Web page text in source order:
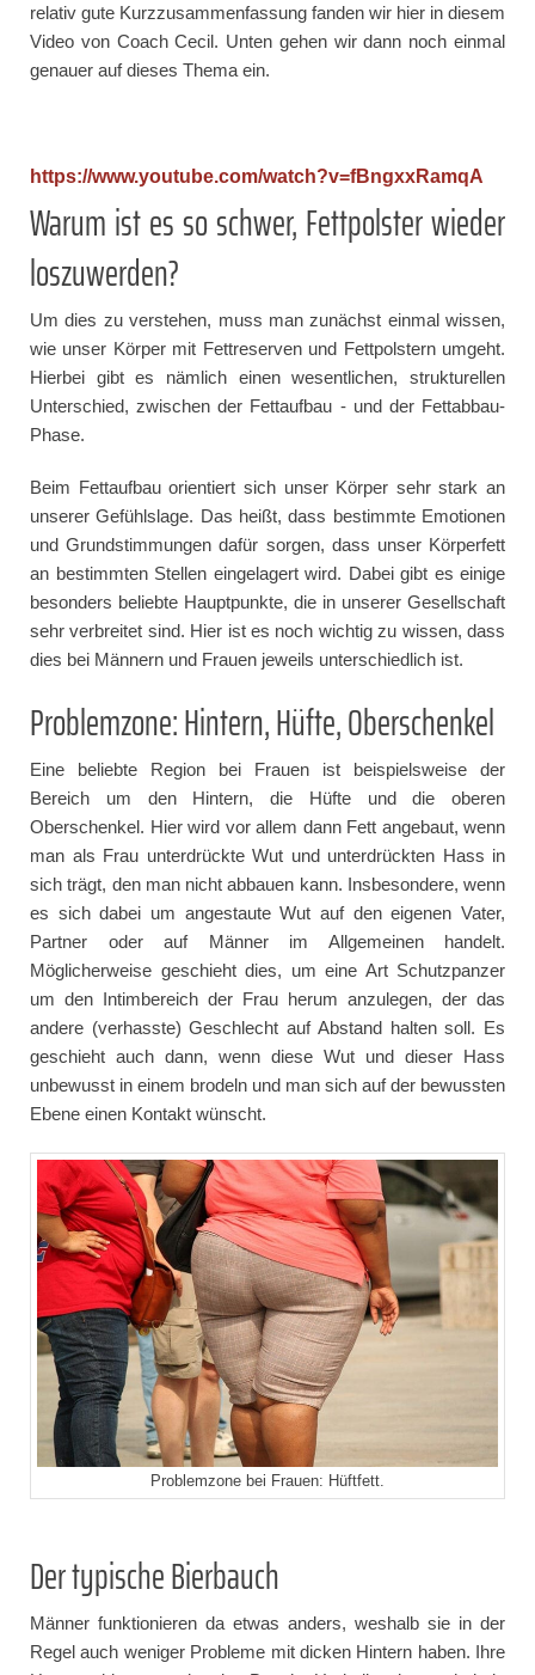
relativ gute Kurzzusammenfassung fanden wir hier in diesem
Video von Coach Cecil. Unten gehen wir dann noch einmal
genauer auf dieses Thema ein.
https://www.youtube.com/watch?v=fBngxxRamqA
Warum ist es so schwer, Fettpolster wieder
loszuwerden?
Um dies zu verstehen, muss man zunächst einmal wissen,
wie unser Körper mit Fettreserven und Fettpolstern umgeht.
Hierbei gibt es nämlich einen wesentlichen, strukturellen
Unterschied, zwischen der Fettaufbau - und der Fettabbau-
Phase.
Beim Fettaufbau orientiert sich unser Körper sehr stark an
unserer Gefühlslage. Das heißt, dass bestimmte Emotionen
und Grundstimmungen dafür sorgen, dass unser Körperfett
an bestimmten Stellen eingelagert wird. Dabei gibt es einige
besonders beliebte Hauptpunkte, die in unserer Gesellschaft
sehr verbreitet sind. Hier ist es noch wichtig zu wissen, dass
dies bei Männern und Frauen jeweils unterschiedlich ist.
Problemzone: Hintern, Hüfte, Oberschenkel
Eine beliebte Region bei Frauen ist beispielsweise der
Bereich um den Hintern, die Hüfte und die oberen
Oberschenkel. Hier wird vor allem dann Fett angebaut, wenn
man als Frau unterdrückte Wut und unterdrückten Hass in
sich trägt, den man nicht abbauen kann. Insbesondere, wenn
es sich dabei um angestaute Wut auf den eigenen Vater,
Partner oder auf Männer im Allgemeinen handelt.
Möglicherweise geschieht dies, um eine Art Schutzpanzer
um den Intimbereich der Frau herum anzulegen, der das
andere (verhasste) Geschlecht auf Abstand halten soll. Es
geschieht auch dann, wenn diese Wut und dieser Hass
unbewusst in einem brodeln und man sich auf der bewussten
Ebene einen Kontakt wünscht.
Problemzone bei Frauen: Hüftfett.
Der typische Bierbauch
Männer funktionieren da etwas anders, weshalb sie in der
Regel auch weniger Probleme mit dicken Hintern haben. Ihre